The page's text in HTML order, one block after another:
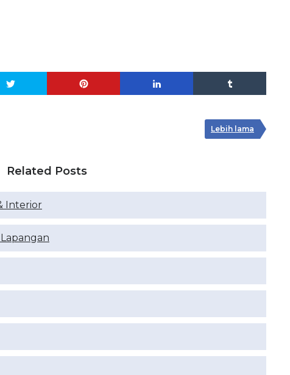
Lebih lama
Related Posts
Interior